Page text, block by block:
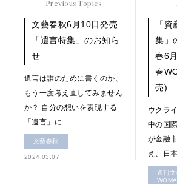
Previous Topics
文藝春秋6月10日発売
「遺言特集」のお知ら
せ
遺言は誰のために書くのか、
もう一度考え直してみません
か？ 自分の想いを表現する
「遺言」に
文藝春秋
2024.03.07
「
集」
春6
春
売)
ウクラ
中の国
が金融
え、日
週刊